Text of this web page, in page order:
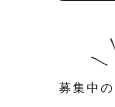
募集中